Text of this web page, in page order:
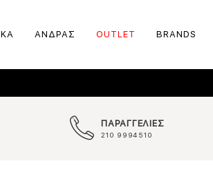
ΑΝΔΡΑΣ OUTLET BRANDS
ΠΑΡΑΓΓΕΛΙΕΣ
210 9994510